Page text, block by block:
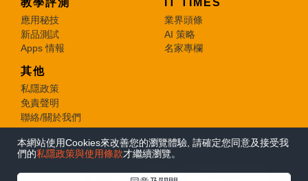
本網站使用Cookies來改善您的瀏覽體驗, 請確定您同意及接受我
們的私隱政策與使用條款才繼續瀏覽。
應用秘技
新品測試
Apps 情報
業界頭條
AI 策略
名家專欄
其他
私隱政策
免責聲明
聯絡/關於我們
© 2026 e-zone. All Rights Reserved.